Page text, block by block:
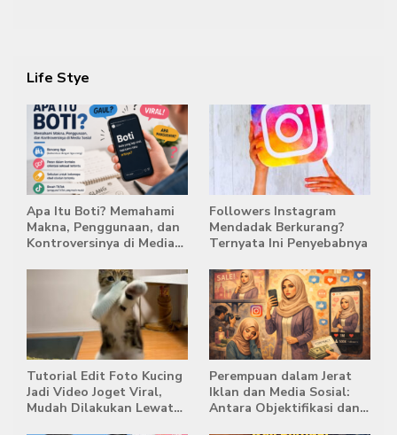
Life Stye
Apa Itu Boti? Memahami
Makna, Penggunaan, dan
Kontroversinya di Media
Followers Instagram
Mendadak Berkurang?
Ternyata Ini Penyebabnya
Tutorial Edit Foto Kucing
Jadi Video Joget Viral,
Mudah Dilakukan Lewat
Perempuan dalam Jerat
Iklan dan Media Sosial:
Antara Objektifikasi dan